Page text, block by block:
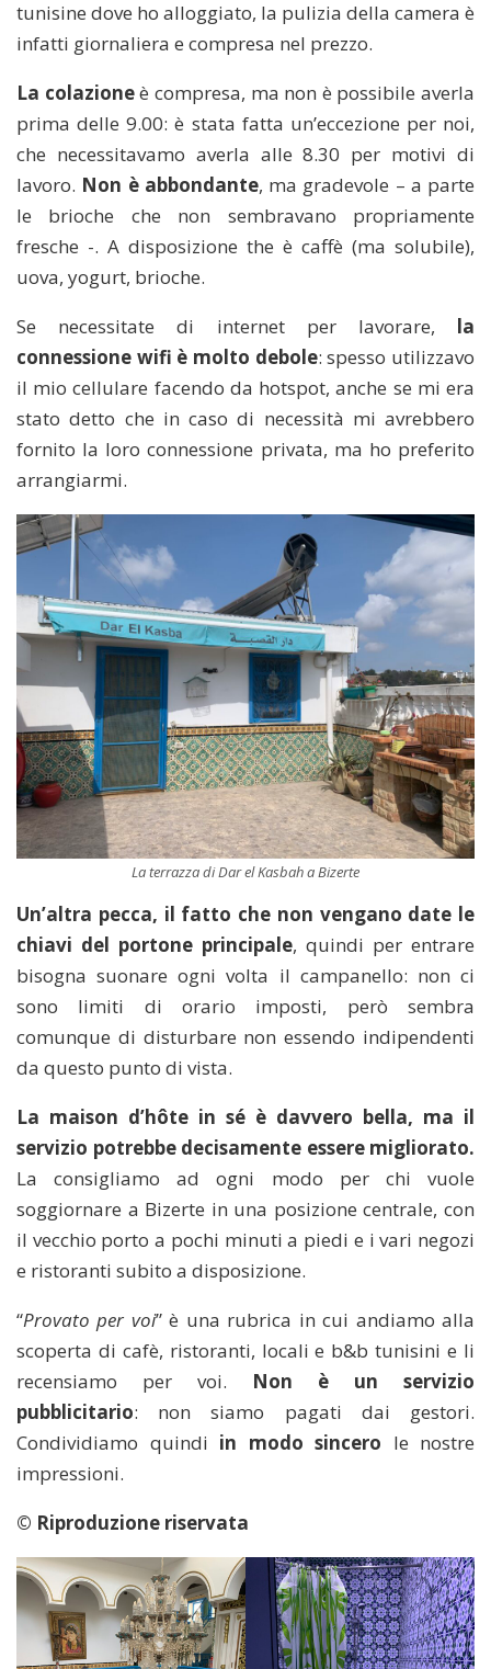
tunisine dove ho alloggiato, la pulizia della camera è
infatti giornaliera e compresa nel prezzo.
La colazioneè compresa, ma non è possibile averla
prima delle 9.00: è stata fatta un’eccezione per noi,
che necessitavamo averla alle 8.30 per motivi di
lavoro. Non è abbondante, ma gradevole – a parte
le brioche che non sembravano propriamente
fresche -. A disposizione the è caffè (ma solubile),
uova, yogurt, brioche.
Se necessitate di internet per lavorare, la
connessione wifi è molto debole: spesso utilizzavo
il mio cellulare facendo da hotspot, anche se mi era
stato detto che in caso di necessità mi avrebbero
fornito la loro connessione privata, ma ho preferito
arrangiarmi.
La terrazza di Dar el Kasbah a Bizerte
Un’altra pecca, il fatto che non vengano date le
chiavi del portone principale, quindi per entrare
bisogna suonare ogni volta il campanello: non ci
sono limiti di orario imposti, però sembra
comunque di disturbare non essendo indipendenti
da questo punto di vista.
La maison d’hôte in sé è davvero bella, ma il
servizio potrebbe decisamente essere migliorato.
La consigliamo ad ogni modo per chi vuole
soggiornare a Bizerte in una posizione centrale, con
il vecchio porto a pochi minuti a piedi e i vari negozi
e ristoranti subito a disposizione.
“Provato per voi” è una rubrica in cui andiamo alla
scoperta di cafè, ristoranti, locali e b&b tunisini e li
recensiamo per voi. Non è un servizio
pubblicitario: non siamo pagati dai gestori.
Condividiamo quindi in modo sincero le nostre
impressioni.
© Riproduzione riservata